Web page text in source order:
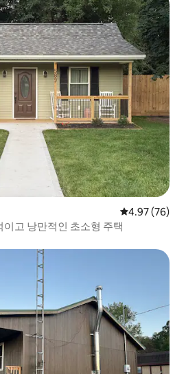
평점 4.97점(5
4.97 (76)
고 낭만적인 초소형 주택